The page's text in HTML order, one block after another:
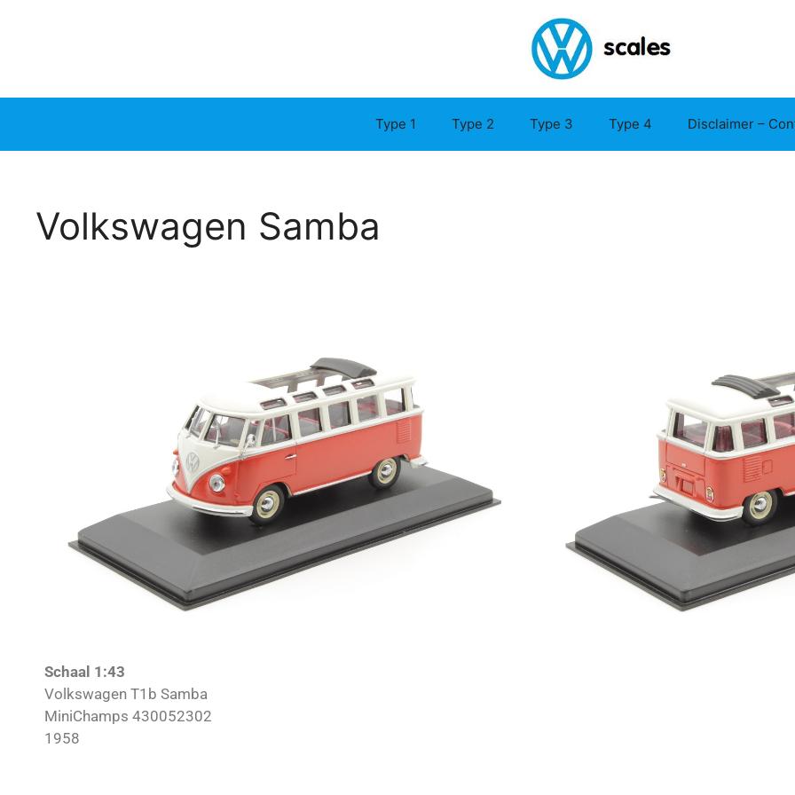
Type 1 Type 2 Type 3 Type 4 Disclaimer –
Volkswagen Samba
Schaal 1:43
Volkswagen T1b Samba
MiniChamps 430052302
1958